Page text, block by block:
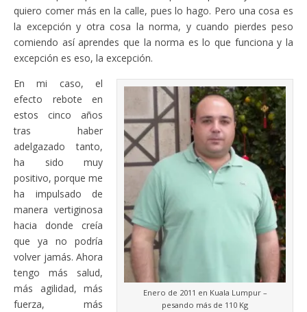
quiero comer más en la calle, pues lo hago. Pero una cosa es
la excepción y otra cosa la norma, y cuando pierdes peso
comiendo así aprendes que la norma es lo que funciona y la
excepción es eso, la excepción.
Enero de 2011 en Kuala Lumpur –
pesando más de 110 Kg
En mi caso, el
efecto rebote en
estos cinco años
tras haber
adelgazado tanto,
ha sido muy
positivo, porque me
ha impulsado de
manera vertiginosa
hacia donde creía
que ya no podría
volver jamás. Ahora
tengo más salud,
más agilidad, más
fuerza, más